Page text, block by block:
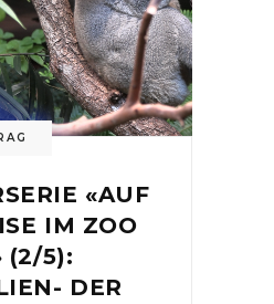
«AUF
IM ZOO
(2/5):
DER